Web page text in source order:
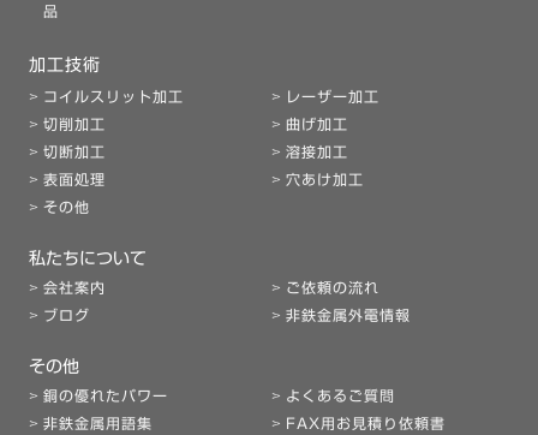
品
加工技術
コイルスリット加工
レーザー加工
切削加工
曲げ加工
切断加工
溶接加工
表面処理
穴あけ加工
その他
私たちについて
会社案内
ご依頼の流れ
ブログ
非鉄金属外電情報
その他
銅の優れたパワー
よくあるご質問
非鉄金属用語集
FAX用お見積り依頼書